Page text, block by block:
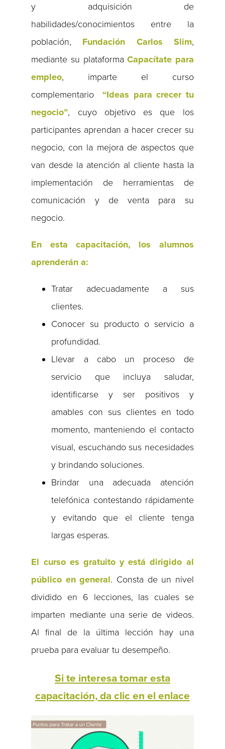
y adquisición de
habilidades/conocimientos entre la
población, Fundación Carlos Slim,
mediante su plataformaCapacítate para
empleo, imparte el curso
complementario
“Ideas para crecer tu
negocio”, cuyo objetivo es que los
participantes aprendan a hacer crecer su
negocio, con la mejora de aspectos que
van desde la atención al cliente hasta la
implementación de herramientas de
comunicación y de venta para su
negocio.
En esta capacitación, los alumnos
aprenderán a:
Tratar adecuadamente a sus
clientes.
Conocer su producto o servicio a
profundidad.
Llevar a cabo un proceso de
servicio que incluya saludar,
identificarse y ser positivos y
amables con sus clientes en todo
momento, manteniendo el contacto
visual, escuchando sus necesidades
y brindando soluciones.
Brindar una adecuada atención
telefónica contestando rápidamente
y evitando que el cliente tenga
largas esperas.
El curso es gratuito y está dirigido al
público en general. Consta de un nivel
dividido en 6 lecciones, las cuales se
imparten mediante una serie de videos.
Al final de la última lección hay una
prueba para evaluar tu desempeño.
Si te interesa tomar esta
capacitación, da clic en el enlace